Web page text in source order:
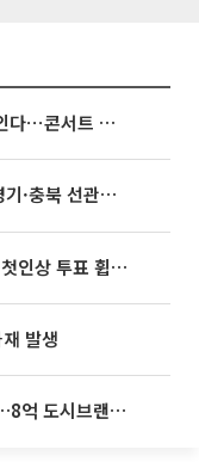
빅뱅, 20주년 기념 '새 뱅봉' 선보인다⋯콘서트 앞두고 팝업 개최
등 추가 압수수색
‘나솔사계’ 국화, 결별 후 재등장⋯첫인상 투표 휩쓸고 ‘인기녀’ 등극
발생
통령실 CI 업체가 수행